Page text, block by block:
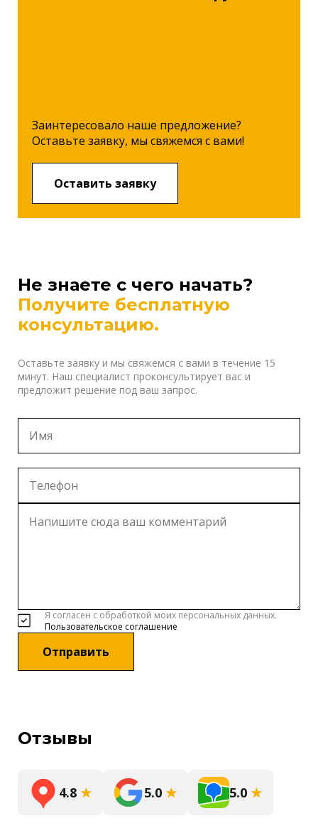
Заинтересовало наше предложение?
Оставьте заявку, мы свяжемся с вами!
Оставить заявку
Не знаете с чего начать?
Получите бесплатную
консультацию.
Оставьте заявку и мы свяжемся с вами в течение 15
минут. Наш специалист проконсультирует вас и
предложит решение под ваш запрос.
Я согласен с обработкой моих персональных данных.
Пользовательское соглашение
Отправить
Отзывы
4.8 ★ 5.0 ★ 5.0 ★